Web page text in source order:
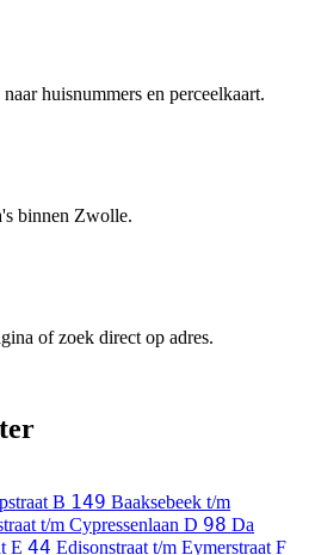
huisnummers en perceelkaart.
binnen Zwolle.
of zoek direct op adres.
B 149 Baaksebeek t/m
t/m Cypressenlaan D 98 Da
E 44 Edisonstraat t/m Eymerstraat F